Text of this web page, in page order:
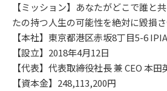
【ミッション】あなたがどこで誰と
たの持つ人生の可能性を絶対に毀損さ
【本社】東京都港区赤坂8丁目5-6
【設立】2018年4月12日
【代表】代表取締役社長 兼 CEO 本田
【資本金】248,113,200円